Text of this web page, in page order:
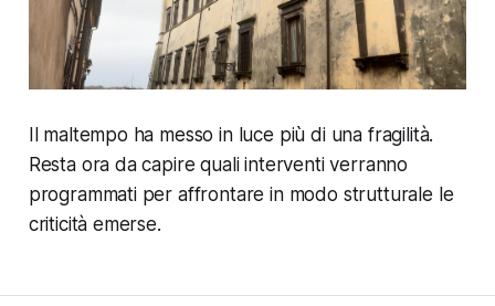
Il maltempo ha messo in luce più di una fragilità.
Resta ora da capire quali interventi verranno
programmati per affrontare in modo strutturale le
criticità emerse.